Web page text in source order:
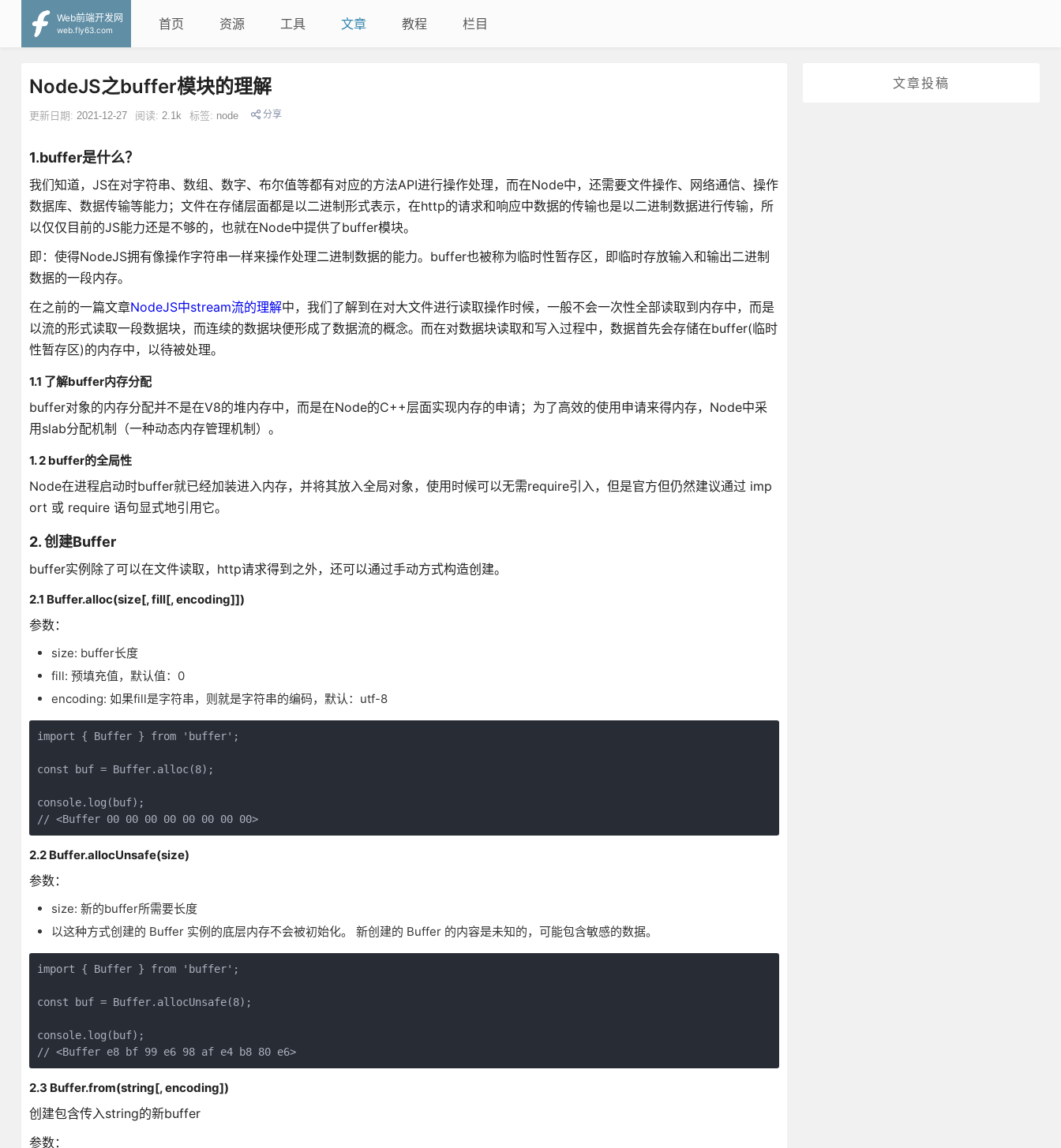
Web前端开发网
web.fly63.com
首页 资源 工具 文章 教程 栏目
文章投稿
NodeJS之buffer模块的理解
更新日期: 2021-12-27 阅读: 2.1k 标签: node 分享
1.buffer是什么？
我们知道，JS在对字符串、数组、数字、布尔值等都有对应的方法API进行操作处理，而在Node中，还需要文件操作、网络通信、操作
数据库、数据传输等能力；文件在存储层面都是以二进制形式表示，在http的请求和响应中数据的传输也是以二进制数据进行传输，所
以仅仅目前的JS能力还是不够的，也就在Node中提供了buffer模块。
即：使得NodeJS拥有像操作字符串一样来操作处理二进制数据的能力。buffer也被称为临时性暂存区，即临时存放输入和输出二进制
数据的一段内存。
在之前的一篇文章NodeJS中stream流的理解中，我们了解到在对大文件进行读取操作时候，一般不会一次性全部读取到内存中，而是
以流的形式读取一段数据块，而连续的数据块便形成了数据流的概念。而在对数据块读取和写入过程中，数据首先会存储在buffer(临时
性暂存区)的内存中，以待被处理。
1.1 了解buffer内存分配
buffer对象的内存分配并不是在V8的堆内存中，而是在Node的C++层面实现内存的申请；为了高效的使用申请来得内存，Node中采
用slab分配机制（一种动态内存管理机制）。
1. 2 buffer的全局性
Node在进程启动时buffer就已经加装进入内存，并将其放入全局对象，使用时候可以无需require引入，但是官方但仍然建议通过 imp
ort 或 require 语句显式地引用它。
2. 创建Buffer
buffer实例除了可以在文件读取，http请求得到之外，还可以通过手动方式构造创建。
2.1 Buffer.alloc(size[, fill[, encoding]])
参数：
size: buffer长度
fill: 预填充值，默认值：0
encoding: 如果fill是字符串，则就是字符串的编码，默认：utf-8
import { Buffer } from 'buffer';
const buf = Buffer.alloc(8);
console.log(buf);
// <Buffer 00 00 00 00 00 00 00 00>
2.2 Buffer.allocUnsafe(size)
参数：
size: 新的buffer所需要长度
以这种方式创建的 Buffer 实例的底层内存不会被初始化。 新创建的 Buffer 的内容是未知的，可能包含敏感的数据。
import { Buffer } from 'buffer';
const buf = Buffer.allocUnsafe(8);
console.log(buf);
// <Buffer e8 bf 99 e6 98 af e4 b8 80 e6>
2.3 Buffer.from(string[, encoding])
创建包含传入string的新buffer
参数：